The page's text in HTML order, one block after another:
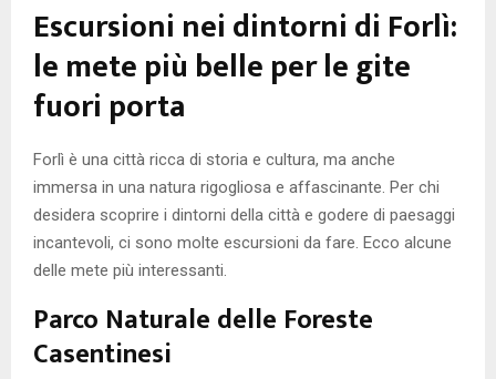
Escursioni nei dintorni di Forlì:
le mete più belle per le gite
fuori porta
Forlì è una città ricca di storia e cultura, ma anche
immersa in una natura rigogliosa e affascinante. Per chi
desidera scoprire i dintorni della città e godere di paesaggi
incantevoli, ci sono molte escursioni da fare. Ecco alcune
delle mete più interessanti.
Parco Naturale delle Foreste
Casentinesi